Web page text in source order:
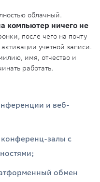
облачный.
компьютер ничего не
после чего на почту
учетной записи.
имя, отчество и
работать.
и веб-
конференц-залы с
обмен